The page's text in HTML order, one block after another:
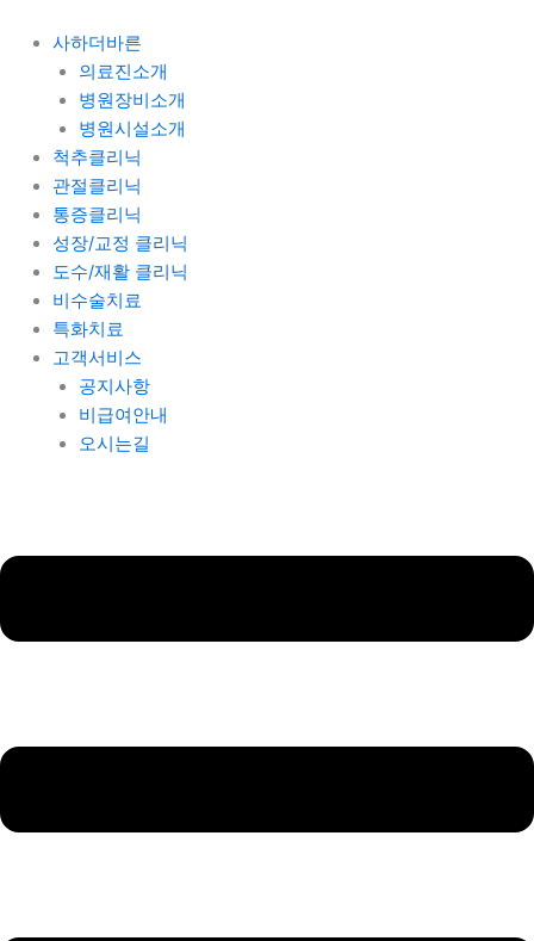
사하더바른
의료진소개
병원장비소개
병원시설소개
척추클리닉
관절클리닉
통증클리닉
성장/교정 클리닉
도수/재활 클리닉
비수술치료
특화치료
고객서비스
공지사항
비급여안내
오시는길